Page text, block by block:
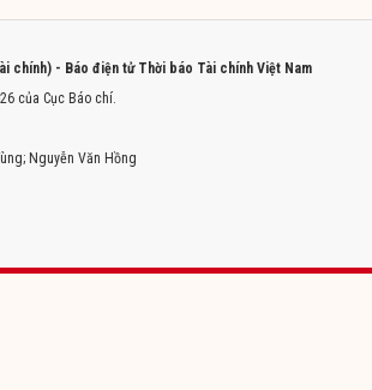
chính) - Báo điện tử Thời báo Tài chính Việt Nam
của Cục Báo chí.
Nguyễn Văn Hồng